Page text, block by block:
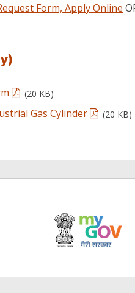
Form, Apply Online
(20 KB)
Gas Cylinder (20 KB)